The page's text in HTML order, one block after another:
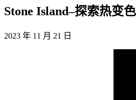
Stone Island–探索热变
2023 年 11 月 21 日